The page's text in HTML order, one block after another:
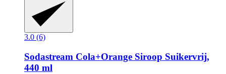
3.0 (6)
Sodastream Cola+Orange Siroop Suikervrij,
440 ml